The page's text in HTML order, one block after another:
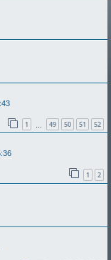
1 49 50 51 52
1 2